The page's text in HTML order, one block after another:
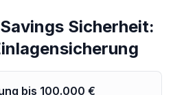
Sicherheit:
bis 100.000 €